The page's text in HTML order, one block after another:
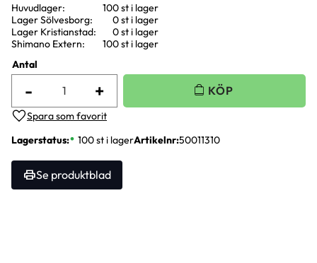
Antal
+
-
Lägg till i favoriter
Lagerstatus 100 st i lagerArtikelnr 50011310
Se produktblad
Huvudlager
100 st i lager
Lager Sölvesborg
0 st i lager
Lager Kristianstad
0 st i lager
Shimano Extern
100 st i lager